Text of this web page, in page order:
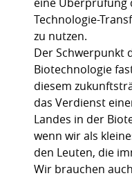
Technologie-
zu nutzen.
Der Schwerpunkt
Biotechnologie
diesem
das Verdienst
Landes in der
wenn wir als
den Leuten, die
Wir brauchen